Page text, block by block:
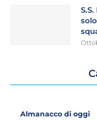
Almanacco di oggi